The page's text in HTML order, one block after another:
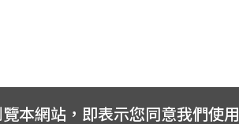
本網站，即表示您同意我們使用